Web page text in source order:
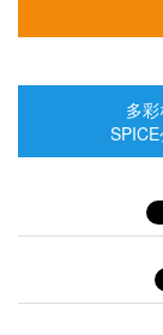
多